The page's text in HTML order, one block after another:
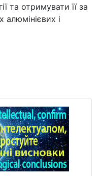
та отримувати її за
і